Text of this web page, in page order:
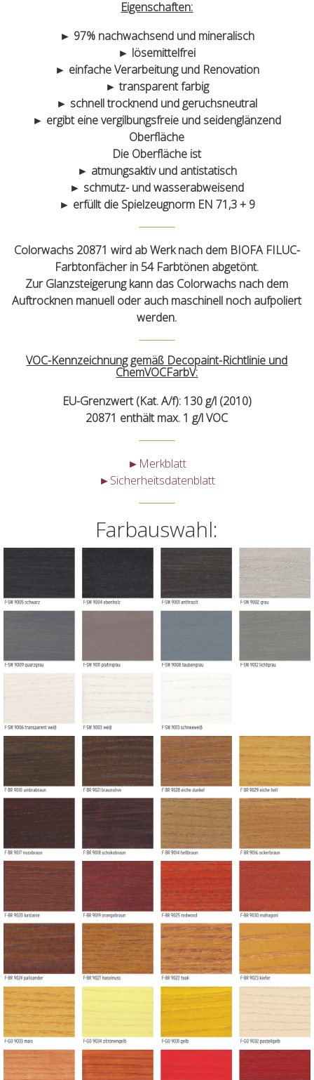
Eigenschaften:
► 97% nachwachsend und mineralisch
► lösemittelfrei
► einfache Verarbeitung und Renovation
► transparent farbig
► schnell trocknend und geruchsneutral
► ergibt eine vergilbungsfreie und seidenglänzend
Oberfläche
Die Oberfläche ist
► atmungsaktiv und antistatisch
► schmutz- und wasserabweisend
► erfüllt die Spielzeugnorm EN 71,3 + 9
Colorwachs 20871 wird ab Werk nach dem BIOFA FILUC-
Farbtonfächer in 54 Farbtönen abgetönt.
Zur Glanzsteigerung kann das Colorwachs nach dem
Auftrocknen manuell oder auch maschinell noch aufpoliert
werden.
VOC-Kennzeichnung gemäß Decopaint-Richtlinie und
ChemVOCFarbV:
EU-Grenzwert (Kat. A/f): 130 g/l (2010)
20871 enthält max. 1 g/l VOC
►Merkblatt
►Sicherheitsdatenblatt
Farbauswahl: